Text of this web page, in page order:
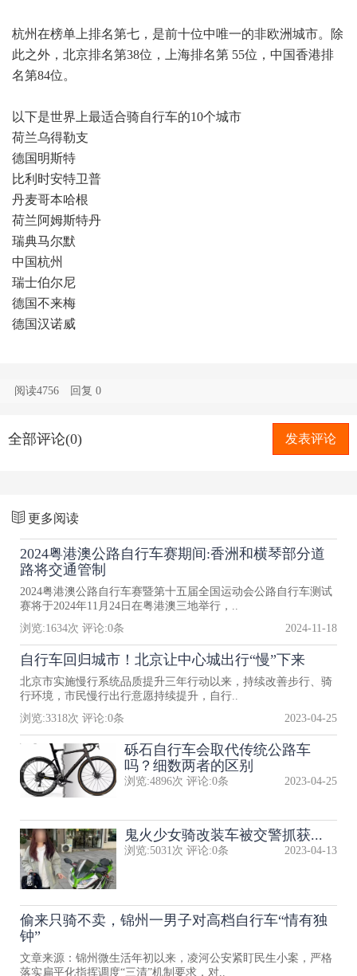
杭州在榜单上排名第七，是前十位中唯一的非欧洲城市。除
此之外，北京排名第38位，上海排名第 55位，中国香港排
名第84位。
以下是世界上最适合骑自行车的10个城市
荷兰乌得勒支
德国明斯特
比利时安特卫普
丹麦哥本哈根
荷兰阿姆斯特丹
瑞典马尔默
中国杭州
瑞士伯尔尼
德国不来梅
德国汉诺威
阅读4756 回复0
全部评论(0) 发表评论
更多阅读
2024粤港澳公路自行车赛期间:香洲和横琴部分道
路将交通管制
2024粤港澳公路自行车赛暨第十五届全国运动会公路自行车测试
赛将于2024年11月24日在粤港澳三地举行，..
浏览:1634次 评论:0条 2024-11-18
自行车回归城市！北京让中心城出行“慢”下来
北京市实施慢行系统品质提升三年行动以来，持续改善步行、骑
行环境，市民慢行出行意愿持续提升，自行..
浏览:3318次 评论:0条 2023-04-25
砾石自行车会取代传统公路车
吗？细数两者的区别
浏览:4896次 评论:0条 2023-04-25
鬼火少女骑改装车被交警抓获...
浏览:5031 次 评论:0条 2023-04-13
偷来只骑不卖，锦州一男子对高档自行车“情有独
钟”
文章来源：锦州微生活年初以来，凌河公安紧盯民生小案，严格
落实扁平化指挥调度“三清”机制要求，对..